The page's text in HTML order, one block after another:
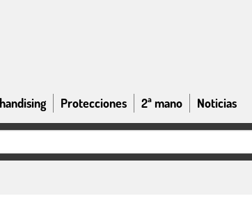
Protecciones 2ª mano Noticias